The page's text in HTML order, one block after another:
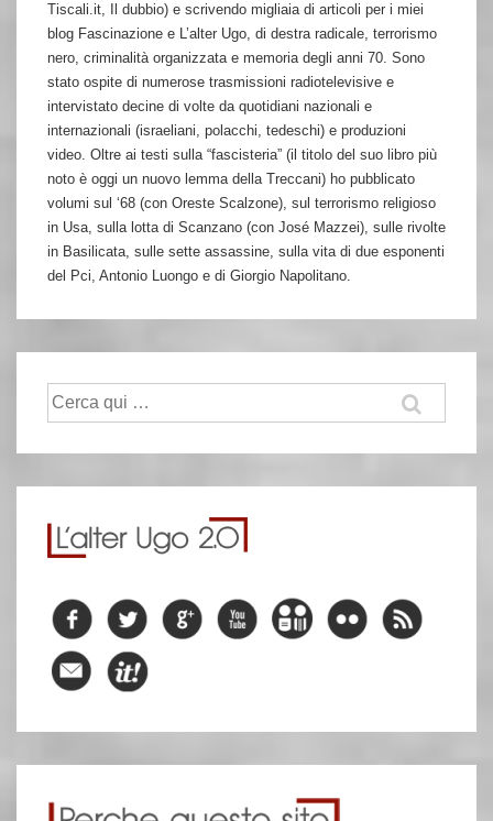
Tiscali.it, Il dubbio) e scrivendo migliaia di articoli per i miei
blog Fascinazione e L’alter Ugo, di destra radicale, terrorismo
nero, criminalità organizzata e memoria degli anni 70. Sono
stato ospite di numerose trasmissioni radiotelevisive e
intervistato decine di volte da quotidiani nazionali e
internazionali (israeliani, polacchi, tedeschi) e produzioni
video. Oltre ai testi sulla “fascisteria” (il titolo del suo libro più
noto è oggi un nuovo lemma della Treccani) ho pubblicato
volumi sul ‘68 (con Oreste Scalzone), sul terrorismo religioso
in Usa, sulla lotta di Scanzano (con José Mazzei), sulle rivolte
in Basilicata, sulle sette assassine, sulla vita di due esponenti
del Pci, Antonio Luongo e di Giorgio Napolitano.
Cerca: